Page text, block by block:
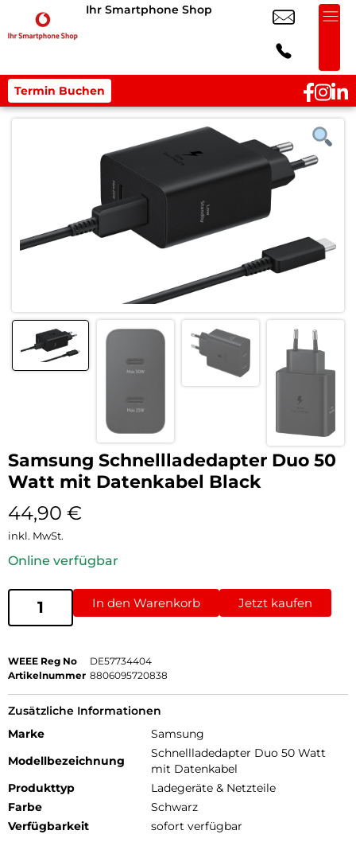
Ihr Smartphone Shop
Termin Buchen
Samsung Schnellladedapter Duo 50
Watt mit Datenkabel Black
44,90 €
inkl. MwSt.
Online verfügbar
In den Warenkorb Jetzt kaufen
WEEE Reg No
DE57734404
Artikelnummer 8806095720838
Zusätzliche Informationen
Marke
Samsung
Modellbezeichnung
Schnellladedapter Duo 50 Watt
mit Datenkabel
Produkttyp
Ladegeräte & Netzteile
Farbe
Schwarz
Verfügbarkeit
sofort verfügbar